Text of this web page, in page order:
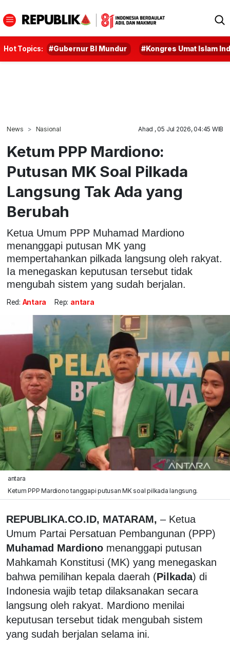
Hot Topics: #Gubernur BI Mundur #Kongres Umat Islam
News Nasional Ahad , 05 Jul 2026, 04:45 WIB
Ketum PPP Mardiono:
Putusan MK Soal Pilkada
Langsung Tak Ada yang
Berubah
Ketua Umum PPP Muhamad Mardiono
menanggapi putusan MK yang
mempertahankan pilkada langsung oleh rakyat.
Ia menegaskan keputusan tersebut tidak
mengubah sistem yang sudah berjalan.
Red: Antara Rep: antara
antara
Ketum PPP Mardiono tanggapi putusan MK soal pilkada langsung.
REPUBLIKA.CO.ID, MATARAM, – Ketua
Umum Partai Persatuan Pembangunan (PPP)
Muhamad Mardiono menanggapi putusan
Mahkamah Konstitusi (MK) yang menegaskan
bahwa pemilihan kepala daerah (Pilkada) di
Indonesia wajib tetap dilaksanakan secara
langsung oleh rakyat. Mardiono menilai
keputusan tersebut tidak mengubah sistem
yang sudah berjalan selama ini.